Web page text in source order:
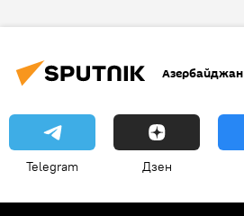
Азербайджан
Telegram Дзен